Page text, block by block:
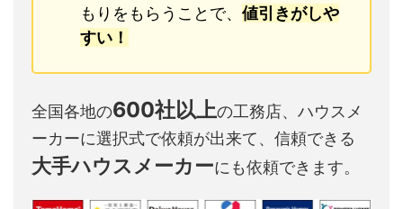
もりをもらうことで、 値引きがしや
すい！
全国各地の600社以上の工務店、ハウスメ
ーカーに選択式で依頼が出来て、信頼できる
大手ハウスメーカーにも依頼できます。